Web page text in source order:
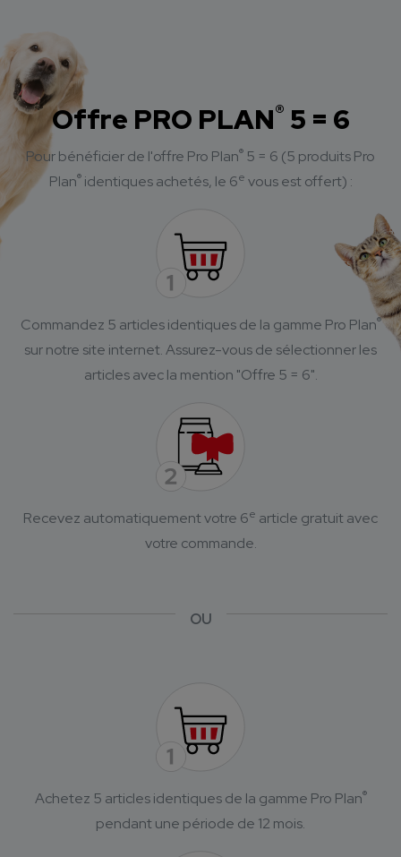
Offre PRO PLAN® 5 = 6
Pour bénéficier de l'offre Pro Plan® 5 = 6 (5 produits Pro
Plan®identiques achetés, le 6e vous est offert) :
Commandez 5 articles identiques de la gamme Pro Plan®
sur notre site internet.Assurez-vous de sélectionner les
articles avec la mention "Offre 5 = 6".
Recevez automatiquement votre 6e article gratuit avec
votre commande.
OU
Achetez 5 articles identiques de la gamme Pro Plan®
pendant une période de 12 mois.